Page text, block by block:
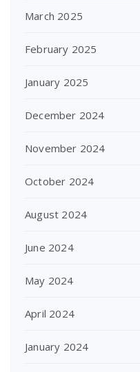
March 2025
February 2025
January 2025
December 2024
November 2024
October 2024
August 2024
June 2024
May 2024
April 2024
January 2024